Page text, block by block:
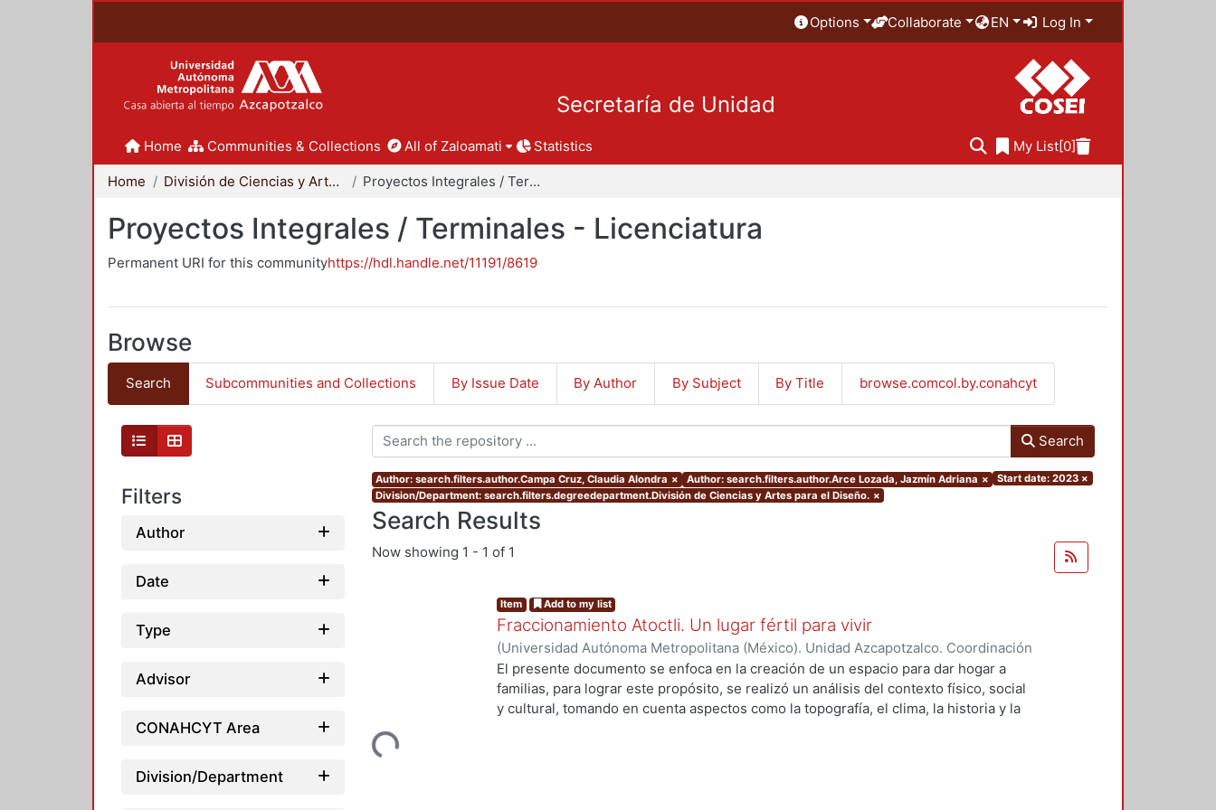
Options Collaborate EN Log In
Secretaría de Unidad
Home Communities & Collections All of Zaloamati Statistics My List[0]
Home División de Ciencias y Artes para el Diseño Proyectos Integrales / Terminales - Licenciatura
Proyectos Integrales / Terminales - Licenciatura
Permanent URI for this communityhttps://hdl.handle.net/11191/8619
Browse
Search Subcommunities and Collections By Issue Date By Author By Subject By Title browse.comcol.by.conahcyt
Filters
Author
Date
Type
Advisor
CONAHCYT Area
Division/Department
Search
Author: search.filters.author.Campa Cruz, Claudia Alondra × Author: search.filters.author.Arce Lozada, Jazmín Adriana × Start date: 2023 ×
Division/Department: search.filters.degreedepartment.División de Ciencias y Artes para el Diseño. ×
Search Results
Now showing 1 - 1 of 1
Loading...
Item Add to my list
Fraccionamiento Atoctli. Un lugar fértil para vivir
(Universidad Autónoma Metropolitana (México). Unidad Azcapotzalco. Coordinación
de Servicios de Información.,2023-06-30)Campa Cruz, Claudia Alondra;Arce
Lozada, Jazmín Adriana; Chávez Jiménez, Marisol
El presente documento se enfoca en la creación de un espacio para dar hogar a
familias, para lograr este propósito, se realizó un análisis del contexto físico, social
y cultural, tomando en cuenta aspectos como la topografía, el clima, la historia y la